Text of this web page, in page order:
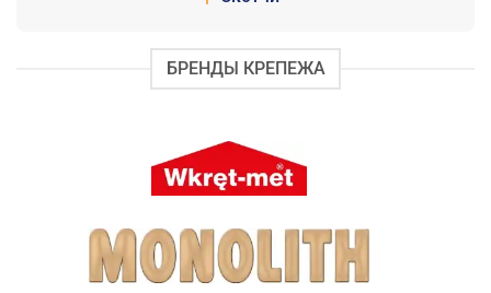
БРЕНДЫ КРЕПЕЖА